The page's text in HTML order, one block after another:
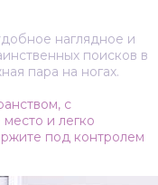
наглядное и
поисков в
пара на ногах.
с
и легко
под контролем